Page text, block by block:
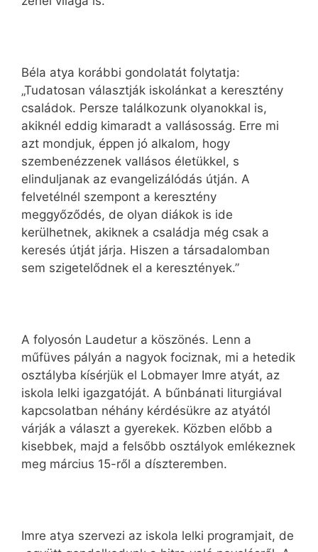
Béla atya korábbi gondolatát folytatja:
„Tudatosan választják iskolánkat a keresztény
családok. Persze találkozunk olyanokkal is,
akiknél eddig kimaradt a vallásosság. Erre mi
azt mondjuk, éppen jó alkalom, hogy
szembenézzenek vallásos életükkel, s
elinduljanak az evangelizálódás útján. A
felvetélnél szempont a keresztény
meggyőződés, de olyan diákok is ide
kerülhetnek, akiknek a családja még csak a
keresés útját járja. Hiszen a társadalomban
sem szigetelődnek el a keresztények.”
A folyosón Laudetur a köszönés. Lenn a
műfüves pályán a nagyok fociznak, mi a hetedik
osztályba kísérjük el Lobmayer Imre atyát, az
iskola lelki igazgatóját. A bűnbánati liturgiával
kapcsolatban néhány kérdésükre az atyától
várják a választ a gyerekek. Közben előbb a
kisebbek, majd a felsőbb osztályok emlékeznek
meg március 15-ről a díszteremben.
Imre atya szervezi az iskola lelki programjait, de